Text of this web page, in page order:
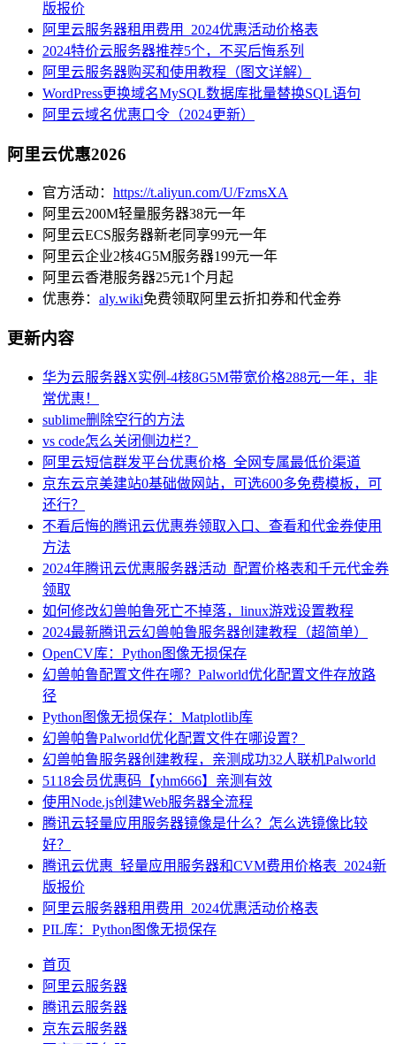
版报价
阿里云服务器租用费用_2024优惠活动价格表
2024特价云服务器推荐5个，不买后悔系列
阿里云服务器购买和使用教程（图文详解）
WordPress更换域名MySQL数据库批量替换SQL语句
阿里云域名优惠口令（2024更新）
阿里云优惠2026
官方活动： https://t.aliyun.com/U/FzmsXA
阿里云200M轻量服务器38元一年
阿里云ECS服务器新老同享99元一年
阿里云企业2核4G5M服务器199元一年
阿里云香港服务器25元1个月起
优惠券： aly.wiki免费领取阿里云折扣券和代金券
更新内容
华为云服务器X实例-4核8G5M带宽价格288元一年，非
常优惠！
sublime删除空行的方法
vs code怎么关闭侧边栏？
阿里云短信群发平台优惠价格_全网专属最低价渠道
京东云京美建站0基础做网站，可选600多免费模板，可
还行？
不看后悔的腾讯云优惠券领取入口、查看和代金券使用
方法
2024年腾讯云优惠服务器活动_配置价格表和千元代金券
领取
如何修改幻兽帕鲁死亡不掉落，linux游戏设置教程
2024最新腾讯云幻兽帕鲁服务器创建教程（超简单）
OpenCV库：Python图像无损保存
幻兽帕鲁配置文件在哪？Palworld优化配置文件存放路
径
Python图像无损保存：Matplotlib库
幻兽帕鲁Palworld优化配置文件在哪设置？
幻兽帕鲁服务器创建教程，亲测成功32人联机Palworld
5118会员优惠码【yhm666】亲测有效
使用Node.js创建Web服务器全流程
腾讯云轻量应用服务器镜像是什么？怎么选镜像比较
好？
腾讯云优惠_轻量应用服务器和CVM费用价格表_2024新
版报价
阿里云服务器租用费用_2024优惠活动价格表
PIL库：Python图像无损保存
首页
阿里云服务器
腾讯云服务器
京东云服务器